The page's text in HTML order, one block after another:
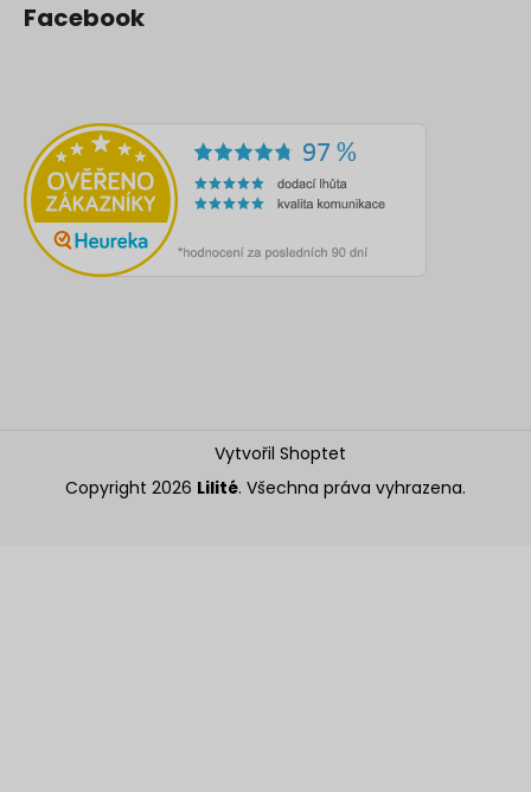
Facebook
Vytvořil Shoptet
Copyright 2026 Lilité. Všechna práva vyhrazena.